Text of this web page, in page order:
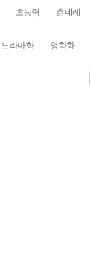
초능력 츤데레
드라마화 영화화